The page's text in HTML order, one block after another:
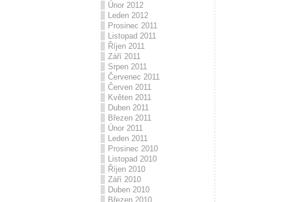
Únor 2012
Leden 2012
Prosinec 2011
Listopad 2011
Říjen 2011
Září 2011
Srpen 2011
Červenec 2011
Červen 2011
Květen 2011
Duben 2011
Březen 2011
Únor 2011
Leden 2011
Prosinec 2010
Listopad 2010
Říjen 2010
Září 2010
Duben 2010
Březen 2010